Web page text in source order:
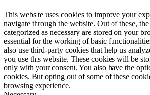
This website uses cookies to improve your
navigate through the website. Out of these,
categorized as necessary are stored on your
essential for the working of basic
also use third-party cookies that help us
you use this website. These cookies will be
only with your consent. You also have the
cookies. But opting out of some of these
browsing experience.